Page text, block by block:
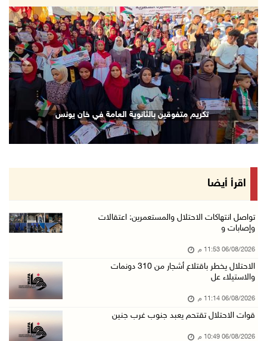
06/آب/2026 10:01 م
رئيس بلدية الخليل يطلع وفدا أميركيا على تطورا ...
06/آب/2026 09:59 م
06/آب/2026 09:17 م
إصابة مسن بجروح ورضوض إثر اعتداء جيش الاحتلال ...
06/آب/2026 09:13 م
ورشة توصي بخطة عاجلة لاستعادة التعليم الوجاهي ...
الرئيس يستقبل مجلس بلدية رام الله ويشدد على د ...
جماهير شعبنا تشيع جثمان الشهيد علاء صبيح في ت ...
الاحتلال يوسع حملات الدهم والاعتقال في قلنديا ...
06/آب/2026 08:06 م
الرئيس المصري وملك البحرين يشددان على ضرورة ت ...
تكريم متفوقين بالثانوية العامة في خان يونس
Next
اقرأ أيضا
تواصل انتهاكات الاحتلال والمستعمرين: اعتقالات
وإصابات و
06/08/2026 11:53 م
الاحتلال يخطر باقتلاع أشجار من 310 دونمات
والاستيلاء عل
06/08/2026 11:14 م
قوات الاحتلال تقتحم يعبد جنوب غرب جنين
06/08/2026 10:49 م